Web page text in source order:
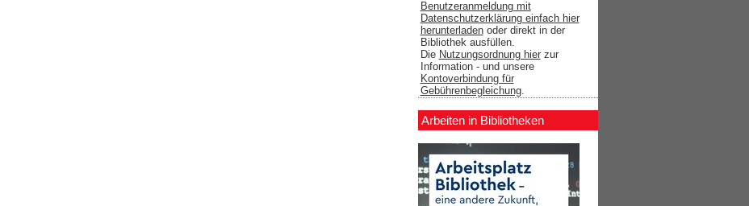
Benutzeranmeldung mit
Datenschutzerklärung einfach hier
herunterladenoder direkt in der
Bibliothek ausfüllen.
Die Nutzungsordnung hierzur
Information - und unsere
Kontoverbindung für
Gebührenbegleichung.
Arbeiten in Bibliotheken